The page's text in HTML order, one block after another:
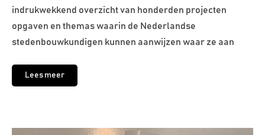
indrukwekkend overzicht van honderden projecten
opgaven en themas waarin de Nederlandse
stedenbouwkundigen kunnen aanwijzen waar ze aan
Lees meer